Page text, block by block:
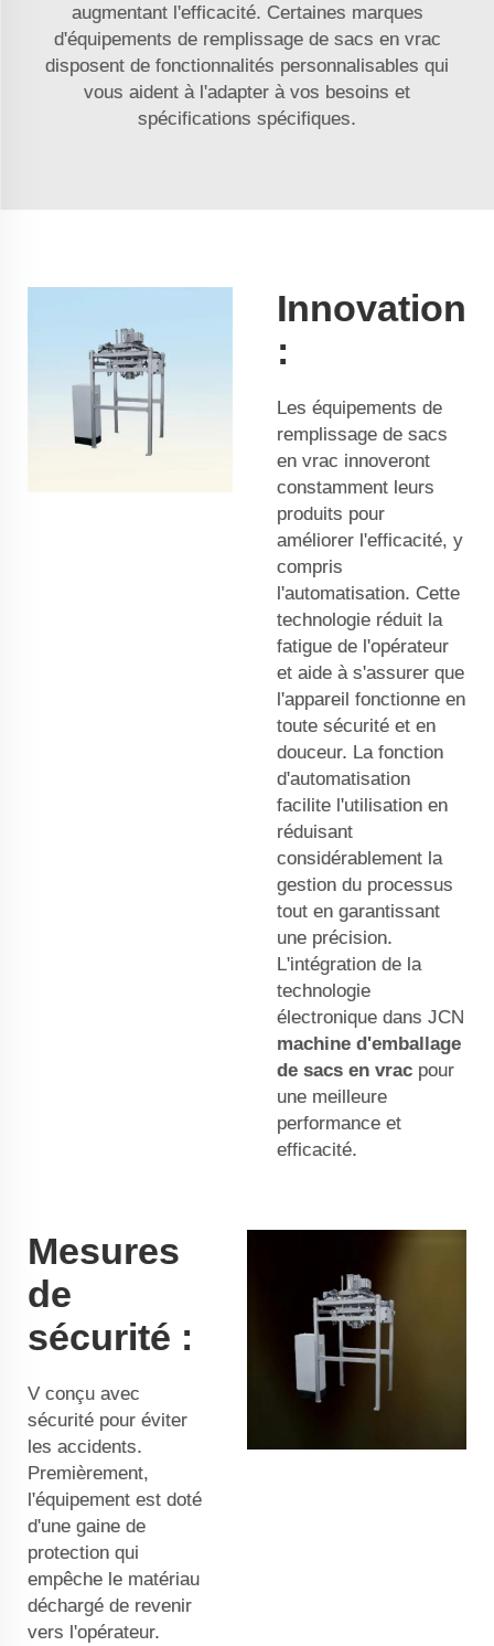
augmentant l'efficacité. Certaines marques
d'équipements de remplissage de sacs en vrac
disposent de fonctionnalités personnalisables qui
vous aident à l'adapter à vos besoins et
spécifications spécifiques.
Innovation
:
Les équipements de
remplissage de sacs
en vrac innoveront
constamment leurs
produits pour
améliorer l'efficacité, y
compris
l'automatisation. Cette
technologie réduit la
fatigue de l'opérateur
et aide à s'assurer que
l'appareil fonctionne en
toute sécurité et en
douceur. La fonction
d'automatisation
facilite l'utilisation en
réduisant
considérablement la
gestion du processus
tout en garantissant
une précision.
L'intégration de la
technologie
électronique dans JCN
machine d'emballage
de sacs en vrac pour
une meilleure
performance et
efficacité.
Mesures
de
sécurité :
V conçu avec
sécurité pour éviter
les accidents.
Premièrement,
l'équipement est doté
d'une gaine de
protection qui
empêche le matériau
déchargé de revenir
vers l'opérateur.